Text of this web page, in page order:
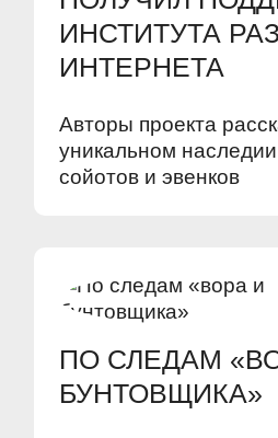
ИНСТИТУТА
ИНТЕРНЕТА
Авторы проекта
уникальном
сойотов и эвенков
ПО СЛЕДАМ
БУНТОВЩИКА»